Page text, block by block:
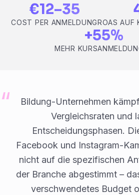
€12–35
COST PER ANMELDUNG ROAS AUF
+55%
MEHR
Bildung-Unternehmen
Vergleichsraten und
Entscheidungsphasen.
Facebook und Instagram-
nicht auf die spezifischen
der Branche abgestimmt –
verschwendetes Budget